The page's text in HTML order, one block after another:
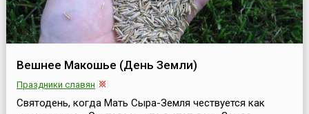
Вешнее Макошье (День Земли)
Праздники славян
Святодень, когда Мать Сыра-Земля чествуется как